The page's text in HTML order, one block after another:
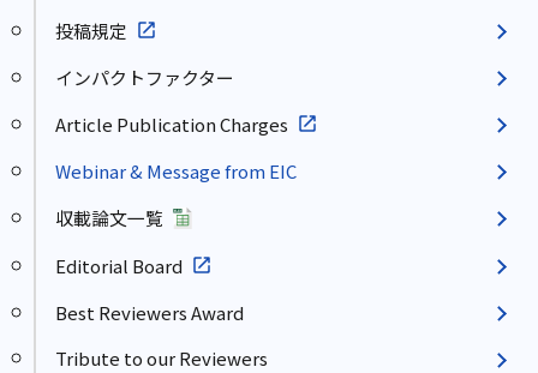
投稿規定
インパクトファクター
Article Publication Charges
Webinar & Message from EIC
収載論文一覧
Editorial Board
Best Reviewers Award
Tribute to our Reviewers